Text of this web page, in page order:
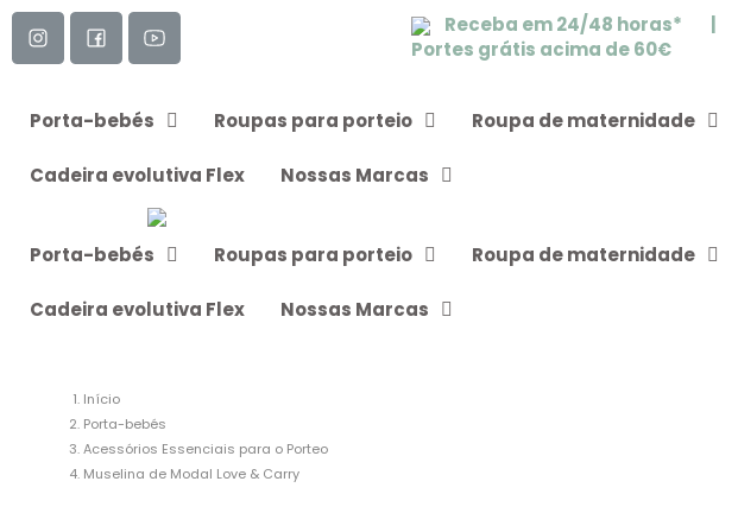
Receba em 24/48 horas* |
Portes grátis acima de 60€
Porta-bebés Roupas para porteio Roupa de maternidade
Cadeira evolutiva Flex Nossas Marcas
Porta-bebés Roupas para porteio Roupa de maternidade
Cadeira evolutiva Flex Nossas Marcas
Início
Porta-bebés
Acessórios Essenciais para o Porteo
Muselina de Modal Love & Carry